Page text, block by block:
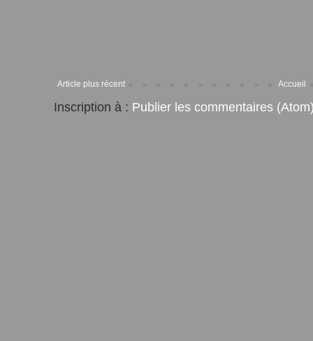
Article plus récent Accueil
Inscription à : Publier les commentaires